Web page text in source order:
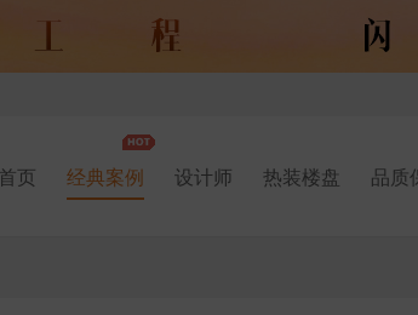
页 经典案例 设计师 热装楼盘 品质